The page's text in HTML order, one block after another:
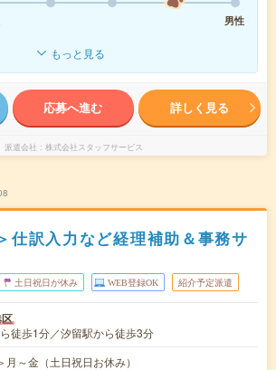
男性
もっと見る
応募へ進む 詳しく見る
派遣会社 株式会社スタッフサービス
仕訳入力など経理補助＆事務サ
土日祝日が休み WEB登録OK 紹介予定派遣
徒歩1分／汐留駅から徒歩3分
月～金（土日祝日お休み）